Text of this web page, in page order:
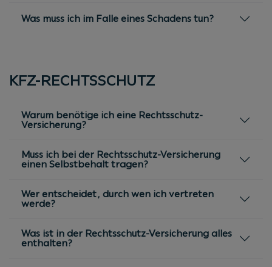
Was muss ich im Falle eines Schadens tun?
KFZ-RECHTSSCHUTZ
Warum benötige ich eine Rechtsschutz-
Versicherung?
Muss ich bei der Rechtsschutz-Versicherung
einen Selbstbehalt tragen?
Wer entscheidet, durch wen ich vertreten
werde?
Was ist in der Rechtsschutz-Versicherung alles
enthalten?